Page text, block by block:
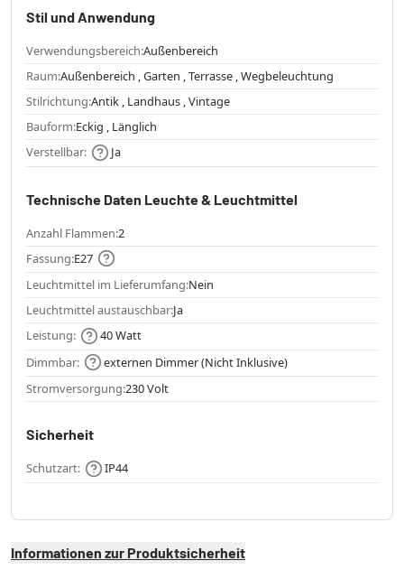
Stil und Anwendung
Verwendungsbereich:Außenbereich
Raum:Außenbereich , Garten , Terrasse , Wegbeleuchtung
Stilrichtung:Antik , Landhaus , Vintage
Bauform:Eckig , Länglich
Verstellbar:
Ja
Technische Daten Leuchte & Leuchtmittel
Anzahl Flammen:2
Fassung:E27
Leuchtmittel im Lieferumfang:Nein
Leuchtmittel austauschbar:Ja
Leistung:
40 Watt
Dimmbar:
externen Dimmer (Nicht Inklusive)
Stromversorgung:230 Volt
Sicherheit
Schutzart: IP44
Informationen zur Produktsicherheit